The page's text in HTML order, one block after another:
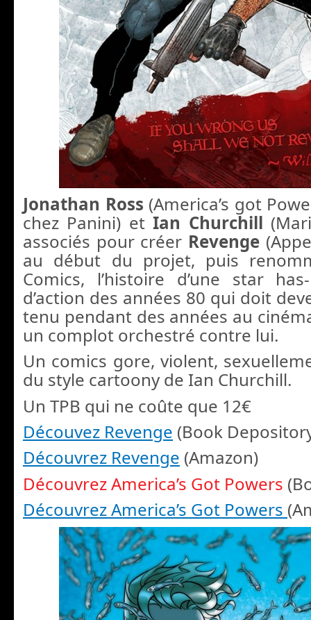
Jonathan Ross (America’s got
chez Panini) etIan Churchill
associés pour créer Revenge
au début du projet, puis
Comics, l’histoire d’une star
d’action des années 80 qui doit
tenu pendant des années au
un complot orchestré contre lui.
Un comics gore, violent,
du style cartoony de Ian Churchill.
Un TPB qui ne coûte que 12€
Découvez Revenge (Book
Découvrez Revenge (Amazon)
Découvrez America’s Got Powers
Découvrez America’s Got Powers